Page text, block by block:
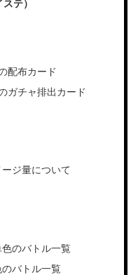
テ）
配布カード
ガチャ排出カード
ージ量について
色のバトル一覧
のバトル一覧